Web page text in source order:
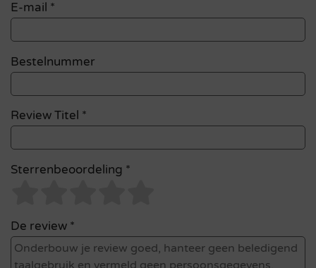
E-mail *
Bestelnummer
Review Titel *
Sterrenbeoordeling *
De review *